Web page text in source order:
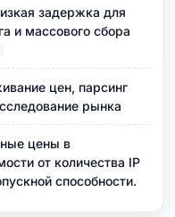
задержка для
и массового сбора
цен, парсинг
рынка
цены в
от количества IP
способности.